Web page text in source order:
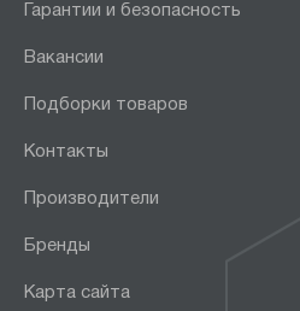
Гарантии и безопасность
Вакансии
Подборки товаров
Контакты
Производители
Бренды
Карта сайта